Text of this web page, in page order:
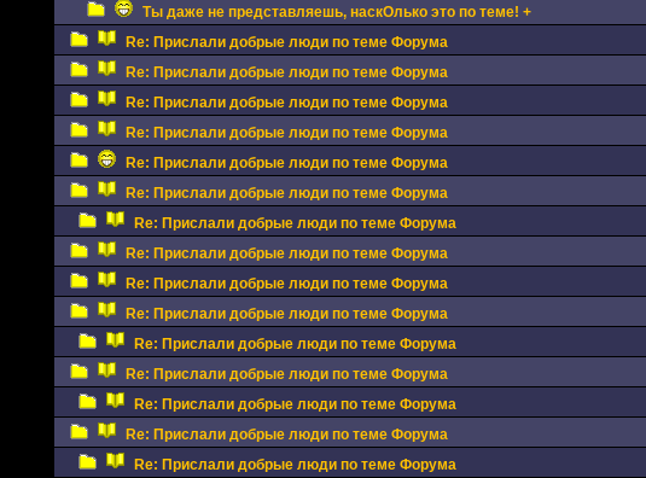
Ты даже не представляешь, наскОлько это по теме! +
Re: Прислали добрые люди по теме Форума
Re: Прислали добрые люди по теме Форума
Re: Прислали добрые люди по теме Форума
Re: Прислали добрые люди по теме Форума
Re: Прислали добрые люди по теме Форума
Re: Прислали добрые люди по теме Форума
Re: Прислали добрые люди по теме Форума
Re: Прислали добрые люди по теме Форума
Re: Прислали добрые люди по теме Форума
Re: Прислали добрые люди по теме Форума
Re: Прислали добрые люди по теме Форума
Re: Прислали добрые люди по теме Форума
Re: Прислали добрые люди по теме Форума
Re: Прислали добрые люди по теме Форума
Re: Прислали добрые люди по теме Форума